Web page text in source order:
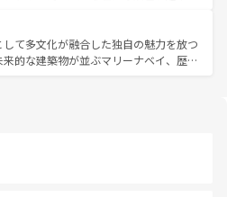
中温暖で、どの季節にも異なる楽しみ
みやすいタイの人々、仏教を中心とし
な観光資源が、訪れる旅人を魅了し続
感動するはず。観光スポットが密集し
どころを回れるのも魅力。息をのむよ
な体験まで、香港を存分に楽しみ尽く
て多文化が融合した独自の魅力を放つ
的な建築物が並ぶマリーナベイ、歴史
元の風情を楽しめる外せないスポット